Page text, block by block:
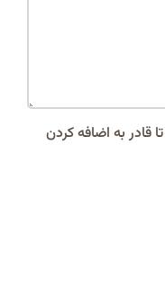
قادر به اضافه کردن